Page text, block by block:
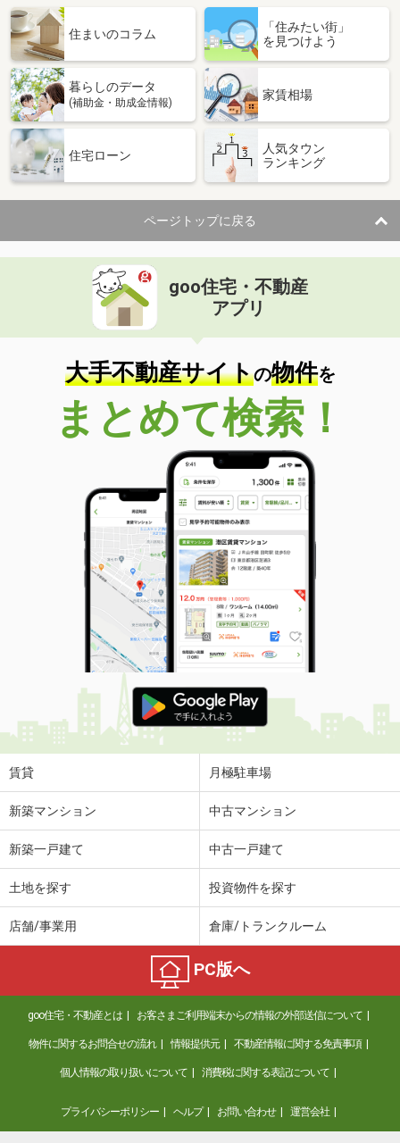
住まいのコラム
「住みたい街」
を見つけよう
暮らしのデータ
(補助金・助成金情報)
家賃相場
住宅ローン
人気タウン
ランキング
ページトップに戻る
goo住宅・不動産
アプリ
大手不動産サイトの物件を
まとめて検索！
賃貸 月極駐車場
新築マンション 中古マンション
新築一戸建て 中古一戸建て
土地を探す 投資物件を探す
店舗/事業用 倉庫/トランクルーム
PC版へ
goo住宅・不動産とは お客さまご利用端末からの情報の外部送信について
物件に関するお問合せの流れ 情報提供元 不動産情報に関する免責事項
個人情報の取り扱いについて 消費税に関する表記について
プライバシーポリシー ヘルプ お問い合わせ 運営会社